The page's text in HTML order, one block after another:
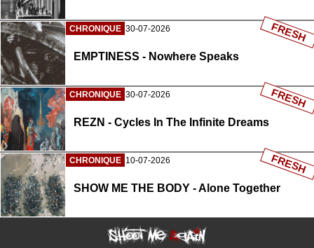
CHRONIQUE 30-07-2026
EMPTINESS - Nowhere Speaks
FRESH
CHRONIQUE 30-07-2026
REZN - Cycles In The Infinite Dreams
FRESH
CHRONIQUE 10-07-2026
SHOW ME THE BODY - Alone Together
FRESH